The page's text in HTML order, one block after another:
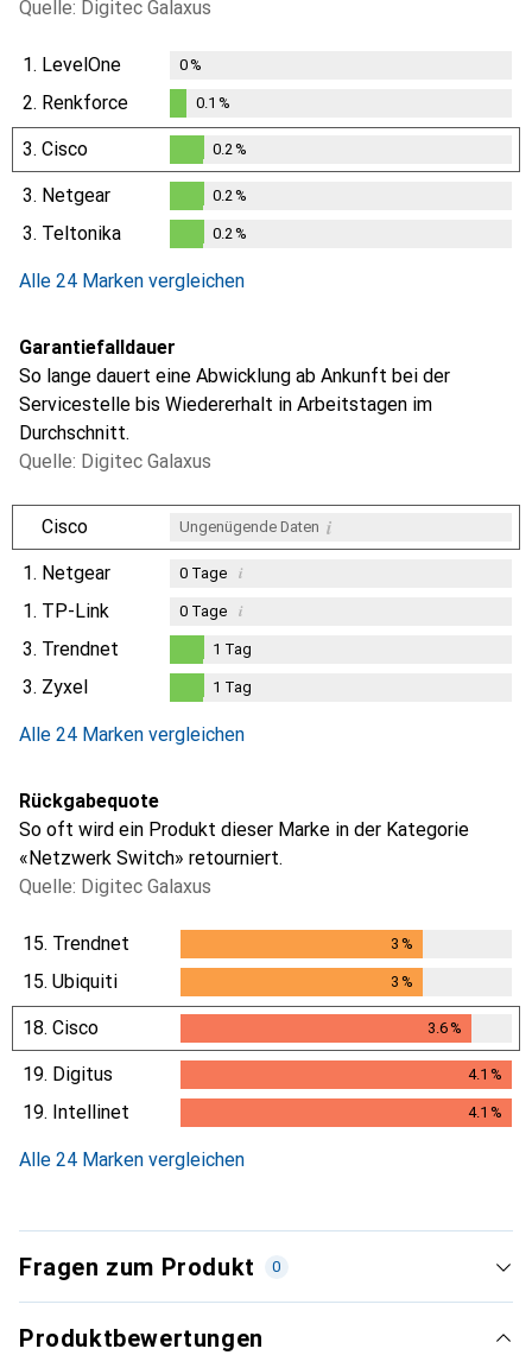
Quelle: Digitec Galaxus
1. LevelOne 0%
2. Renkforce
0.1%
0.1 %
3. Cisco
0.2%
0.2 %
3. Netgear
0.2%
0.2 %
3. Teltonika 0.2 %
Alle 24 Marken vergleichen
Garantiefalldauer
So lange dauert eine Abwicklung ab Ankunft bei der
Servicestelle bis Wiedererhalt in Arbeitstagen im
Durchschnitt.
Quelle: Digitec Galaxus
Cisco Ungenügende Daten i
1. Netgear 0Tage i
1. TP-Link 0Tage i
3. Trendnet
Tag
1 Tag
3. Zyxel 1 Tag
Alle 24 Marken vergleichen
Rückgabequote
So oft wird ein Produkt dieser Marke in der Kategorie
«Netzwerk Switch» retourniert.
Quelle: Digitec Galaxus
15. Trendnet 3 %
15. Ubiquiti 3 %
18. Cisco 3.6%
3.6%
19. Digitus 4.1 %
4.1%
19. Intellinet 4.1 %
Alle 24 Marken vergleichen
Fragen zum Produkt 0
Produktbewertungen